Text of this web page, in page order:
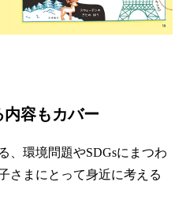
内容もカバー
、環境問題やSDGsにまつわ
さまにとって身近に考える